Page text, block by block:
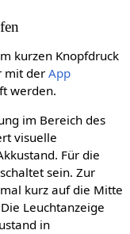
kurzen Knopfdruck
mit derApp
werden.
im Bereich des
visuelle
Für die
sein. Zur
kurz auf die Mitte
Leuchtanzeige
in